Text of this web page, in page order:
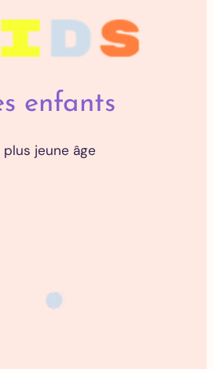
enfants
jeune âge